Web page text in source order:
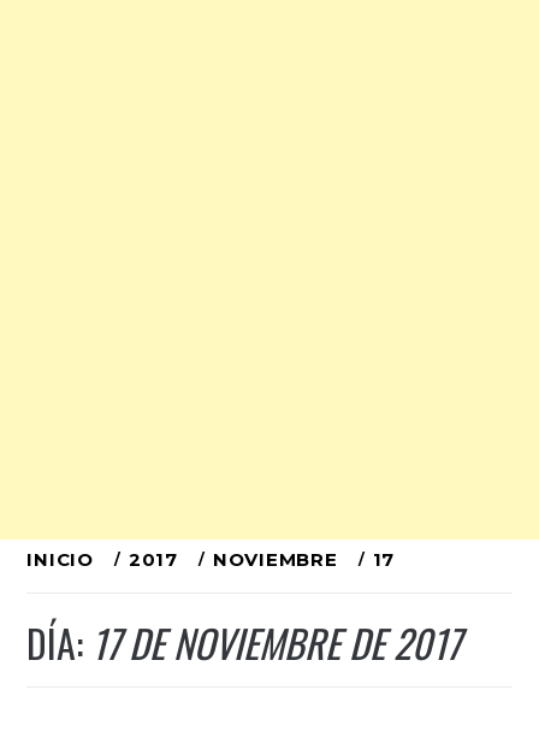
Ir
contenido
INICIO 2017 NOVIEMBRE 17
DÍA: 17 DE NOVIEMBRE DE 2017